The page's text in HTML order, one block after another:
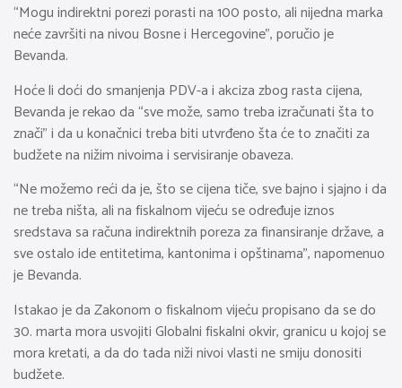
“Mogu indirektni porezi porasti na 100 posto, ali nijedna marka
neće završiti na nivou Bosne i Hercegovine”, poručio je
Bevanda.
Hoće li doći do smanjenja PDV-a i akciza zbog rasta cijena,
Bevanda je rekao da “sve može, samo treba izračunati šta to
znači” i da u konačnici treba biti utvrđeno šta će to značiti za
budžete na nižim nivoima i servisiranje obaveza.
“Ne možemo reći da je, što se cijena tiče, sve bajno i sjajno i da
ne treba ništa, ali na fiskalnom vijeću se određuje iznos
sredstava sa računa indirektnih poreza za finansiranje države, a
sve ostalo ide entitetima, kantonima i opštinama”, napomenuo
je Bevanda.
Istakao je da Zakonom o fiskalnom vijeću propisano da se do
30. marta mora usvojiti Globalni fiskalni okvir, granicu u kojoj se
mora kretati, a da do tada niži nivoi vlasti ne smiju donositi
budžete.